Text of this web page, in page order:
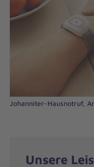
Johanniter-Hausnotruf,
Unsere